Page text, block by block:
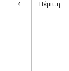
4 Πέμπτη